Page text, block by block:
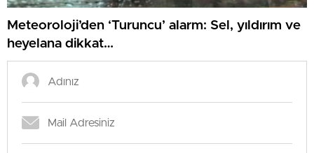
Meteoroloji’den ‘Turuncu’ alarm: Sel, yıldırım ve
heyelana dikkat…